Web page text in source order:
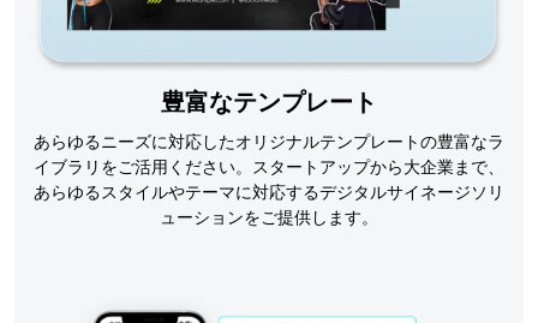
豊富なテンプレート
あらゆるニーズに対応したオリジナルテンプレートの豊富なラ
イブラリをご活用ください。スタートアップから大企業まで、
あらゆるスタイルやテーマに対応するデジタルサイネージソリ
ューションをご提供します。